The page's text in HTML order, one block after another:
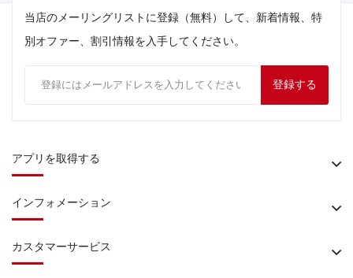
当店のメーリングリストに登録（無料）して、新着情報、特
別オファー、割引情報を入手してください。
登録する
アプリを取得する
インフォメーション
カスタマーサービス